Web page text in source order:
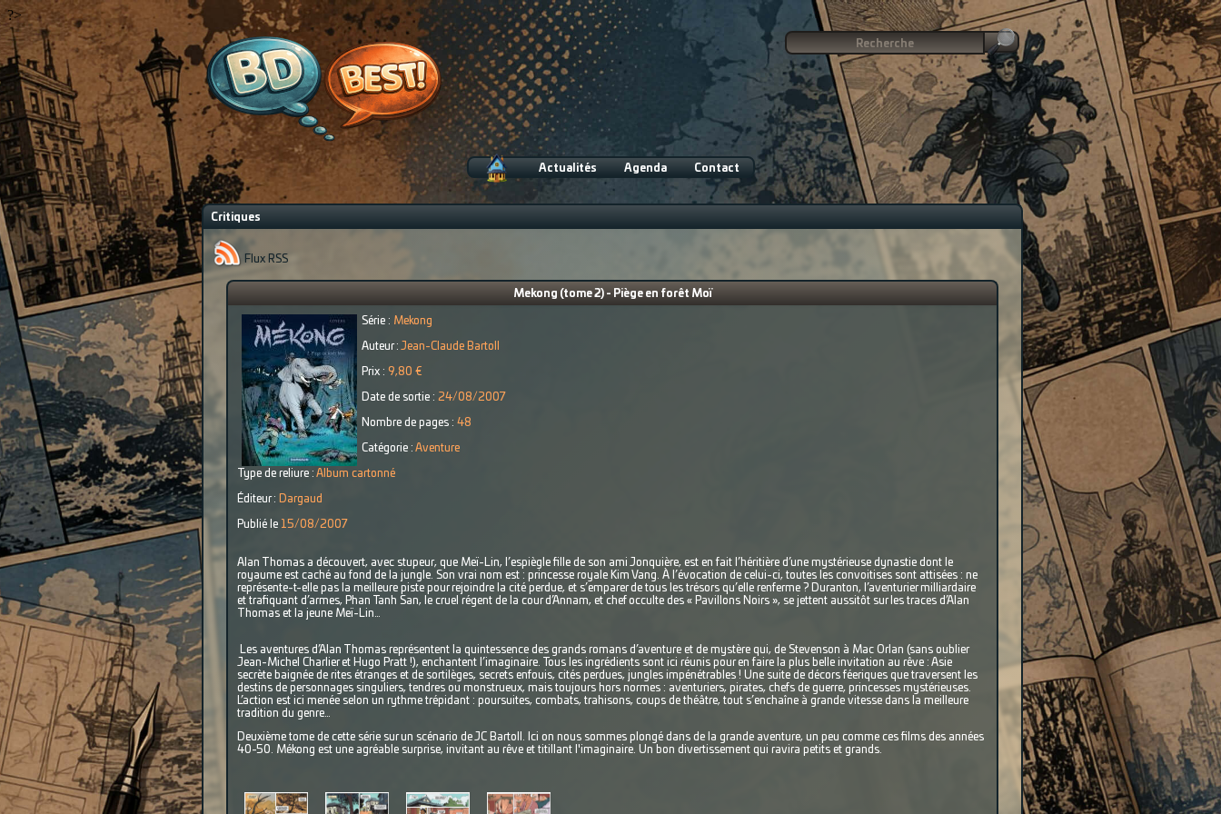
?>
Actualités Agenda Contact
Critiques
Flux RSS
Mekong (tome 2) - Piège en forêt Moï
Série : Mekong
Auteur : Jean-Claude Bartoll
Prix : 9,80 €
Date de sortie : 24/08/2007
Nombre de pages : 48
Catégorie : Aventure
Type de reliure : Album cartonné
Éditeur : Dargaud
Publié le 15/08/2007
Alan Thomas a découvert, avec stupeur, que Meï-Lin, l’espiègle fille de son ami Jonquière, est en fait l’héritière d’une mystérieuse dynastie dont le
royaume est caché au fond de la jungle. Son vrai nom est : princesse royale Kim Vang. À l’évocation de celui-ci, toutes les convoitises sont attisées : ne
représente-t-elle pas la meilleure piste pour rejoindre la cité perdue, et s’emparer de tous les trésors qu’elle renferme ? Duranton, l’aventurier milliardaire
et trafiquant d’armes, Phan Tanh San, le cruel régent de la cour d’Annam, et chef occulte des « Pavillons Noirs », se jettent aussitôt sur les traces d’Alan
Thomas et la jeune Meï-Lin…
Les aventures d’Alan Thomas représentent la quintessence des grands romans d’aventure et de mystère qui, de Stevenson à Mac Orlan (sans oublier
Jean-Michel Charlier et Hugo Pratt !), enchantent l’imaginaire. Tous les ingrédients sont ici réunis pour en faire la plus belle invitation au rêve : Asie
secrète baignée de rites étranges et de sortilèges, secrets enfouis, cités perdues, jungles impénétrables ! Une suite de décors féeriques que traversent les
destins de personnages singuliers, tendres ou monstrueux, mais toujours hors normes : aventuriers, pirates, chefs de guerre, princesses mystérieuses.
L’action est ici menée selon un rythme trépidant : poursuites, combats, trahisons, coups de théâtre, tout s’enchaîne à grande vitesse dans la meilleure
tradition du genre…
Deuxième tome de cette série sur un scénario de JC Bartoll. Ici on nous sommes plongé dans de la grande aventure, un peu comme ces films des années
40-50. Mékong est une agréable surprise, invitant au rêve et titillant l'imaginaire. Un bon divertissement qui ravira petits et grands.